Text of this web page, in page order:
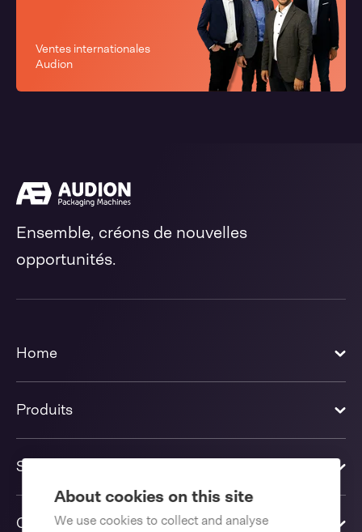
About cookies on this site
We use cookies to collect and analyse
Ventes internationales
Audion
Ensemble, créons de nouvelles
opportunités.
Home
Produits
Solutions
Contactez-nous